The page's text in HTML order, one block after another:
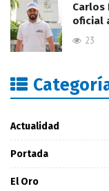
Carlos
oficial
23
Actualidad
Portada
El Oro